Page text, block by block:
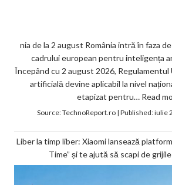
nia de la 2 august România intră în faza
cadrului european pentru inteligența
Începând cu 2 august 2026, Regulamentul
artificială devine aplicabil la nivel
etapizat pentru… Read
Source:TechnoReport.ro| Published:iulie
Liber la timp liber: Xiaomi lansează
Time” și te ajută să scapi de